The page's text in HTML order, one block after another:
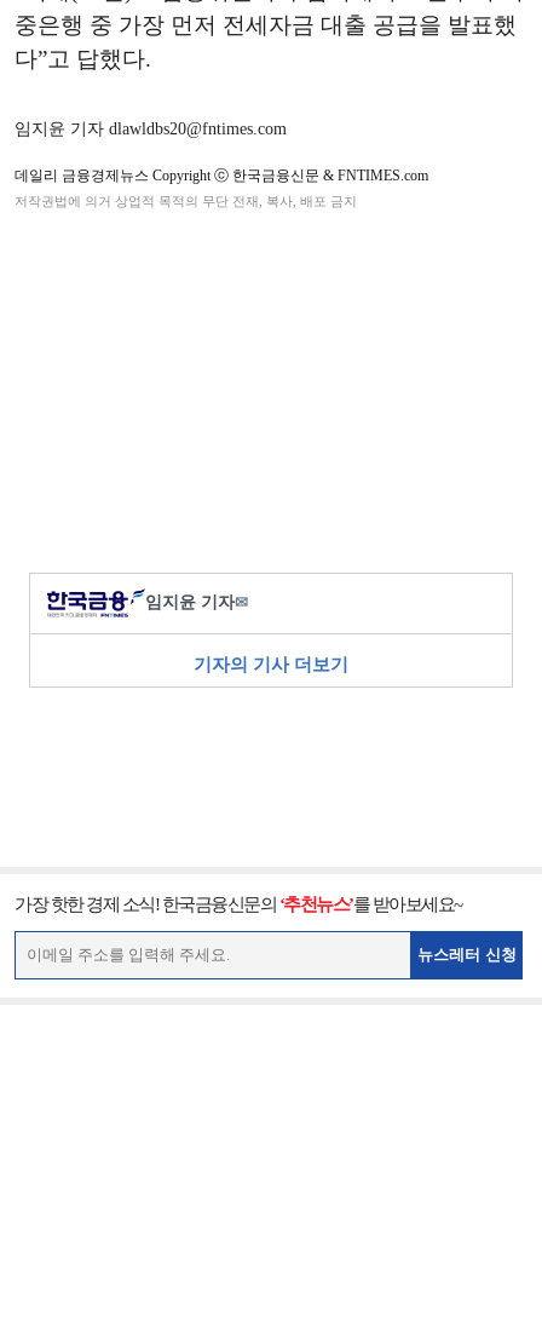
중은행 중 가장 먼저 전세자금 대출 공급을 발표했
다”고 답했다.
임지윤 기자 dlawldbs20@fntimes.com
데일리 금융경제뉴스 Copyright ⓒ 한국금융신문 & FNTIMES.com
저작권법에 의거 상업적 목적의 무단 전재, 복사, 배포 금지
임지윤 기자✉
기자의 기사 더보기
가장 핫한 경제 소식! 한국금융신문의 ‘추천뉴스’를 받아보세요~
뉴스레터 신청